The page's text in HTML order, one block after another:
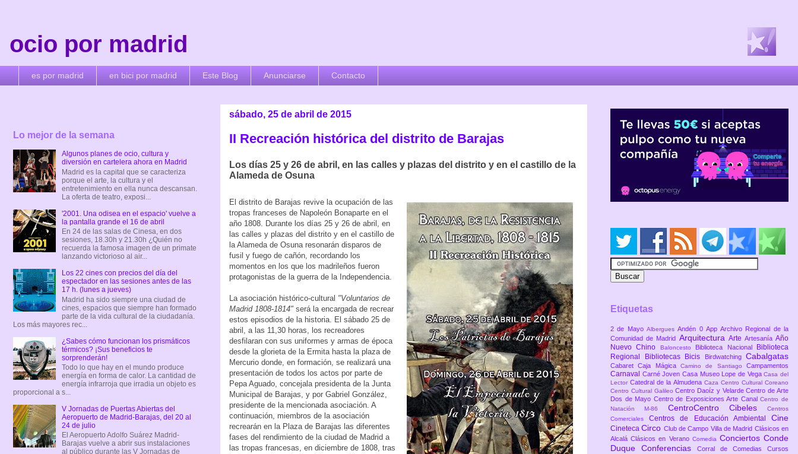
ocio por madrid
es por madrid en bici por madrid Este Blog Anunciarse Contacto
sábado, 25 de abril de 2015
II Recreación histórica del distrito de Barajas
Los días 25 y 26 de abril, en las calles y plazas del distrito y en el castillo de la
Alameda de Osuna
El distrito de Barajas revive la ocupación de las
tropas franceses de Napoleón Bonaparte en el
año 1808. Durante los días 25 y 26 de abril, en
las calles y plazas del distrito y en el castillo de
la Alameda de Osuna resonarán disparos de
fusil y fuego de cañón, recordando los
momentos en los que los madrileños fueron
protagonistas de la guerra de la Independencia.
La asociación histórico-cultural "Voluntarios de
Madrid 1808-1814" será la encargada de recrear
estos episodios de la historia. El sábado 25 de
abril, a las 11,30 horas, los recreadores
desfilaran con sus uniformes y armas de época
desde la glorieta de la Ermita hasta la plaza de
Mercurio donde, en formación, se realizará una
presentación de todos los actos por parte de
Pepa Aguado, concejala presidenta de la Junta
Municipal de Barajas, y por Gabriel González,
presidente de la mencionada asociación. A
continuación, miembros de la asociación
recrearán en la Plaza de Barajas las diferentes
fases del rendimiento de la ciudad de Madrid a
las tropas francesas, en diciembre de 1808, tras
Lo mejor de la semana
Algunos planes de ocio, cultura y
diversión en cartelera ahora en Madrid
Madrid es la capital que se caracteriza
porque el arte, la cultura y el
entretenimiento en ella nunca descansan.
La oferta de teatro, exposi...
'2001. Una odisea en el espacio' vuelve a
la pantalla grande el 16 de abril
En 24 de las salas de Cinesa, en dos
sesiones, 18.30h y 21.30h ¿Quién no
recuerda la famosa imagen de un primate
lanzando victorioso al air...
Los 22 cines con precios del día del
espectador en las sesiones antes de las
17 h. (lunes a jueves)
Madrid ha sido siempre una ciudad de
cines, espacios que siempre han formado
parte de la vida cultural de la ciudadanía.
Los más mayores rec...
¿Sabes cómo funcionan los prismáticos
térmicos? ¡Sus beneficios te
sorprenderán!
Todo lo que hay en el mundo produce
energía en forma de calor. La cantidad de
energía infrarroja que irradia un objeto es
proporcional a s...
V Jornadas de Puertas Abiertas del
Aeropuerto de Madrid-Barajas, del 20 al
24 de julio
El Aeropuerto Adolfo Suárez Madrid-
Barajas vuelve a abrir sus instalaciones
al público durante las V Jornadas de
Etiquetas
2 de Mayo AlberguesAndén 0 AppArchivo Regional de la
Comunidad de Madrid Arquitectura Arte ArtesaníaAño
Nuevo Chino
Baloncesto Biblioteca Nacional
Biblioteca
Regional
Bibliotecas Bicis Birdwatching Cabalgatas
CabaretCaja MágicaCamino de SantiagoCampamentos
Carnaval Carné JovenCasa Museo Lope de VegaCasa del
LectorCatedral de la Almudena Caza Centro Cultural Coreano
Centro Cultural GalileoCentro Daoíz y VelardeCentro de Arte
Dos de Mayo Centro de Exposiciones Arte CanalCentro de
Natación M-86 CentroCentro Cibeles
Centros
ComercialesCentros de Educación AmbientalCine
CinetecaCirco Club de Campo Villa de Madrid Clásicos en
AlcaláClásicos en Verano Comedia ConciertosConde
Duque Conferencias Corral de Comedias Cursos